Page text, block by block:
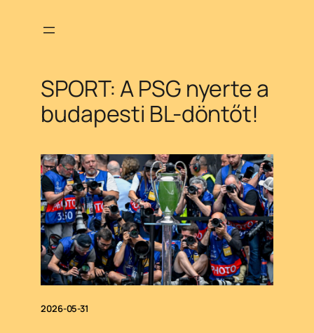
SPORT: A PSG nyerte a
budapesti BL-döntőt!
2026-05-31